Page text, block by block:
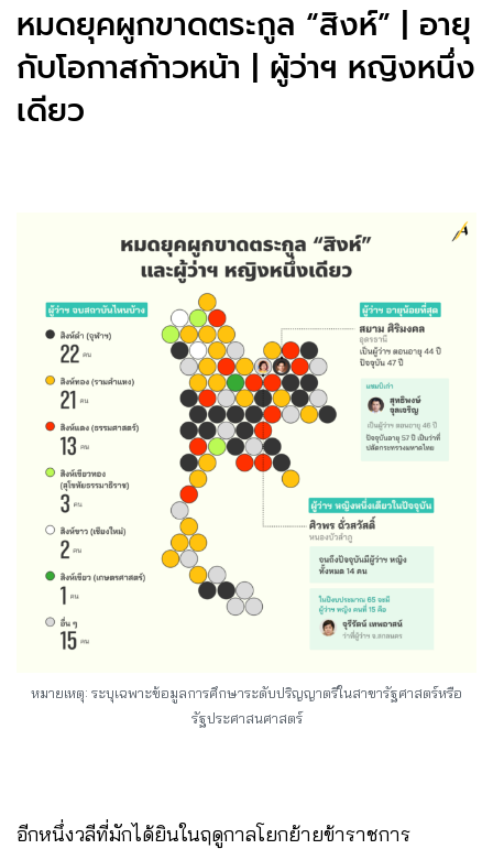
หมดยุคผูกขาดตระกูล “สิงห์” | อายุ
กับโอกาสก้าวหน้า | ผู้ว่าฯ หญิงหนึ่ง
เดียว
หมายเหตุ: ระบุเฉพาะข้อมูลการศึกษาระดับปริญญาตรีในสาขารัฐศาสตร์หรือ
รัฐประศาสนศาสตร์
อีกหนึ่งวลีที่มักได้ยินในฤดูกาลโยกย้ายข้าราชการ